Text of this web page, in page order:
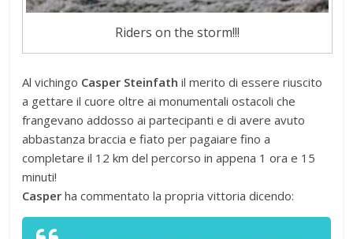
Riders on the storm!!!
Al vichingo Casper Steinfath il merito di essere riuscito
a gettare il cuore oltre ai monumentali ostacoli che
frangevano addosso ai partecipanti e di avere avuto
abbastanza braccia e fiato per pagaiare fino a
completare il 12 km del percorso in appena 1 ora e 15
minuti!
Casper ha commentato la propria vittoria dicendo: